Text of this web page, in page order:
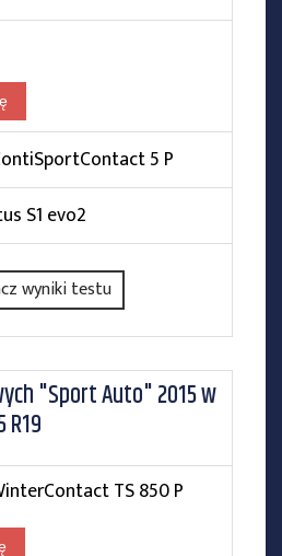
5 P
S1 evo2
wyniki testu
"Sport Auto" 2015 w
TS 850 P